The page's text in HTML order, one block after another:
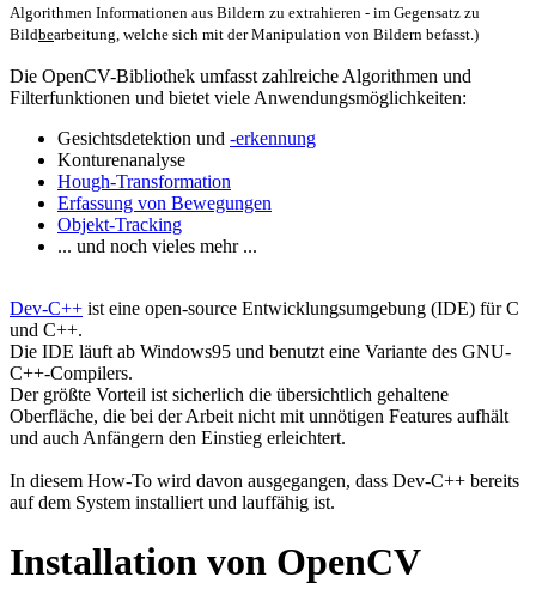
Algorithmen Informationen aus Bildern zu extrahieren - im Gegensatz zu
Bildbearbeitung, welche sich mit der Manipulation von Bildern befasst.)
Die OpenCV-Bibliothek umfasst zahlreiche Algorithmen und
Filterfunktionen und bietet viele Anwendungsmöglichkeiten:
Gesichtsdetektion und -erkennung
Konturenanalyse
Hough-Transformation
Erfassung von Bewegungen
Objekt-Tracking
... und noch vieles mehr ...
Dev-C++ ist eine open-source Entwicklungsumgebung (IDE) für C
und C++.
Die IDE läuft ab Windows95 und benutzt eine Variante des GNU-
C++-Compilers.
Der größte Vorteil ist sicherlich die übersichtlich gehaltene
Oberfläche, die bei der Arbeit nicht mit unnötigen Features aufhält
und auch Anfängern den Einstieg erleichtert.
In diesem How-To wird davon ausgegangen, dass Dev-C++ bereits
auf dem System installiert und lauffähig ist.
Installation von OpenCV